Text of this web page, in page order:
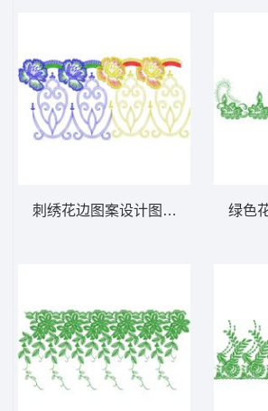
刺绣花边图案设计图 免费床上用品
绿色